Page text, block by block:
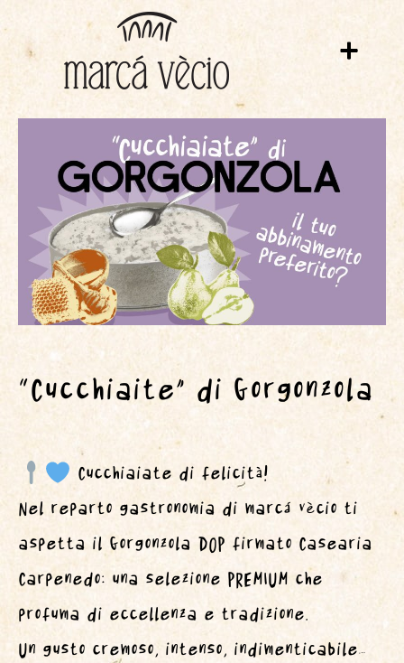
“Cucchiaite” di Gorgonzola
Cucchiaiate di felicità!
Nel reparto gastronomia di marcá vècio ti
aspetta il Gorgonzola DOP firmato Casearia
Carpenedo: una selezione PREMIUM che
profuma di eccellenza e tradizione.
Un gusto cremoso, intenso, indimenticabile…